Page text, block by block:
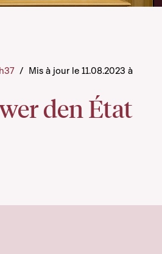
den État
/ Mis à jour le 11.08.2023 à